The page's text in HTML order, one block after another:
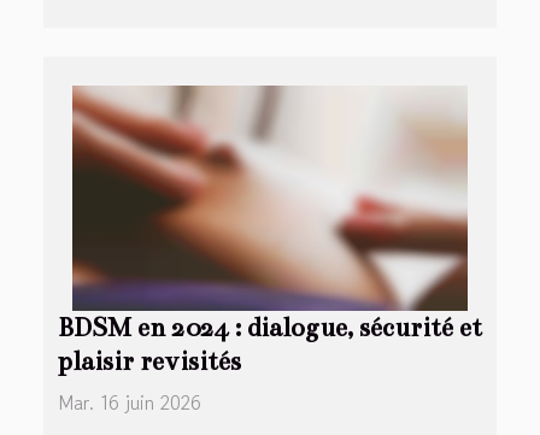
BDSM en 2024 : dialogue, sécurité et
plaisir revisités
Mar. 16 juin 2026